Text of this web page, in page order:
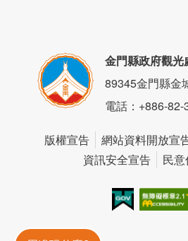
金門縣政府觀光
89345金門縣金
電話：+886-82-
版權宣告 網站資料開放宣
資訊安全宣告
民